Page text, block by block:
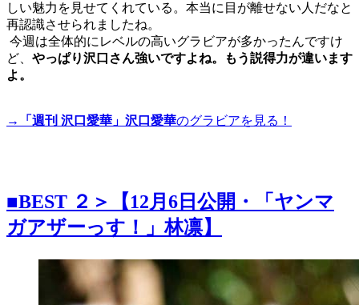
しい魅力を見せてくれている。本当に目が離せない人だなと
再認識させられましたね。
今週は全体的にレベルの高いグラビアが多かったんですけ
ど、 やっぱり沢口さん強いですよね。もう説得力が違います
よ。
→ 「週刊 沢口愛華」沢口愛華のグラビアを見る！
■BEST ２＞【12月6日公開・「ヤンマ
ガアザーっす！」林凛】